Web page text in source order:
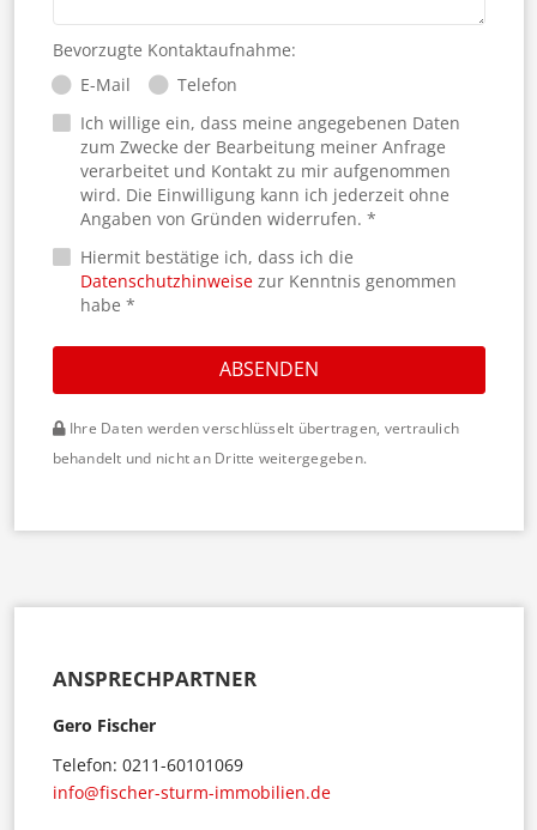
Bevorzugte Kontaktaufnahme:
E-Mail
Telefon
Ich willige ein, dass meine angegebenen Daten
zum Zwecke der Bearbeitung meiner Anfrage
verarbeitet und Kontakt zu mir aufgenommen
wird. Die Einwilligung kann ich jederzeit ohne
Angaben von Gründen widerrufen. *
Hiermit bestätige ich, dass ich die
Datenschutzhinweisezur Kenntnis genommen
habe *
ABSENDEN
Ihre Daten werden verschlüsselt übertragen, vertraulich
behandelt und nicht an Dritte weitergegeben.
ANSPRECHPARTNER
Gero Fischer
Telefon: 0211-60101069
info@fischer-sturm-immobilien.de